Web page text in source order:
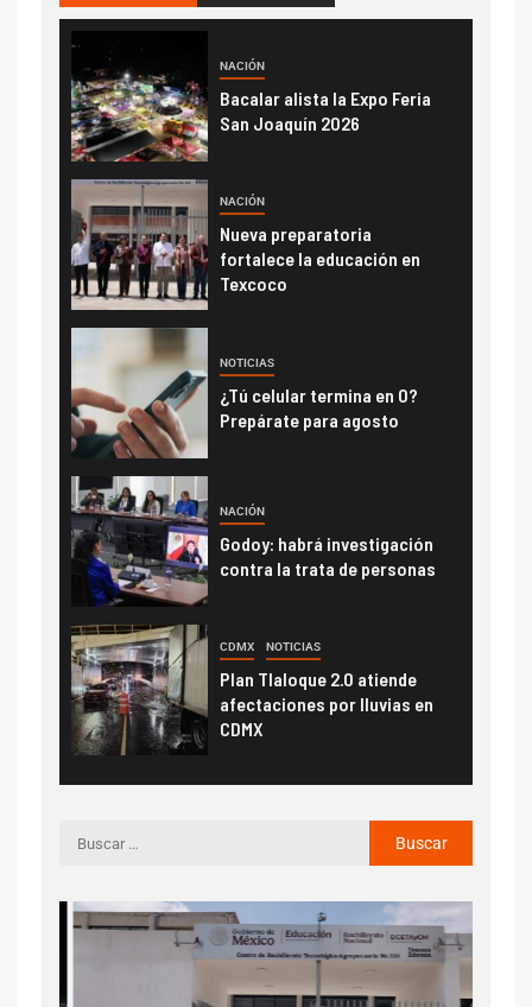
NACIÓN
Bacalar alista la Expo Feria
San Joaquín 2026
NACIÓN
Nueva preparatoria
fortalece la educación en
Texcoco
NOTICIAS
¿Tú celular termina en 0?
Prepárate para agosto
NACIÓN
Godoy: habrá investigación
contra la trata de personas
CDMX NOTICIAS
Plan Tlaloque 2.0 atiende
afectaciones por lluvias en
CDMX